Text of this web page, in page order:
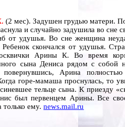
(2 мес). Задушен грудью матери.
и случайно задушила во сне
удушья. Во сне женщина
Ребенок скончался от удушья.
Арины К. Во время
сына Дениса рядом с собой
повернувшись, Арина
горе-мамаша проснулась, то
тельце сына. К приезду
был первенцем Арины. Все
только ему.news.mail.ru